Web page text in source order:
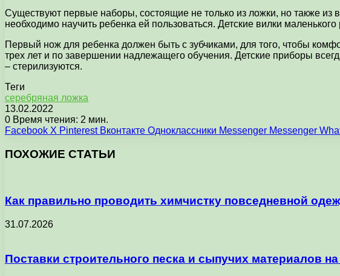
Существуют первые наборы, состоящие не только из ложки, но также из
необходимо научить ребенка ей пользоваться. Детские вилки
Первый нож для ребенка должен быть с зубчиками, для того, чтобы
трех лет и по завершении надлежащего обучения. Детские приборы
– стерилизуются.
Теги
серебряная ложка
13.02.2022
0 Время чтения: 2 мин.
Facebook X Pinterest Вконтакте Одноклассники Messenger Messenger
ПОХОЖИЕ СТАТЬИ
Как правильно проводить химчистку повседневной
31.07.2026
Поставки строительного песка и сыпучих материалов на